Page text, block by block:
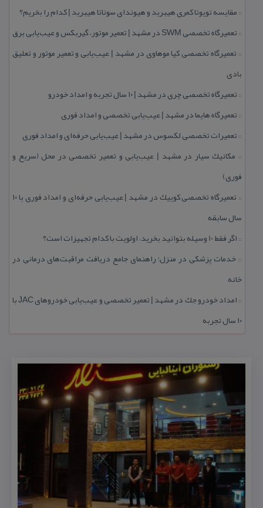
:: مقایسه تویوتا كمری هیبرید و هیوندای سوناتا هیبرید | كدام را بخریم؟
:: تعمیرگاه تخصصی SWM در مشهد | تعمیر موتور، گیربكس و عیب‌یابی برق
:: تعمیرگاه تخصصی كیا موهاوی در مشهد | عیب‌یابی و تعمیر موتور و تعلیق
بادی
:: تعمیرگاه تخصصی چری در مشهد | ۱۰ سال تجربه و امداد خودرو
:: تعمیرگاه هایما در مشهد | عیب‌یابی تخصصی و امداد فوری
:: تعمیرات تخصصی لكسوس در مشهد | عیب‌یابی حرفه‌ای و امداد فوری
:: مكانیك سیار در مشهد | عیب‌یابی و تعمیر تخصصی در محل (سریع و
فوری)
::
تعمیرگاه تخصصی كوییك در مشهد | عیب‌یابی حرفه‌ای و امداد فوری با ۱۰
سال سابقه
:: اگر فقط 10 وسیله بتوانید بخرید، اولویت با كدام تجهیزات است؟
:: خدمات پزشكی در منزل؛ راهنمای جامع دریافت مراقبت‌های درمانی در
خانه
::
امداد خودرو جك در مشهد | تعمیر تخصصی و عیب‌یابی خودروهای JAC با
۱۰ سال تجربه